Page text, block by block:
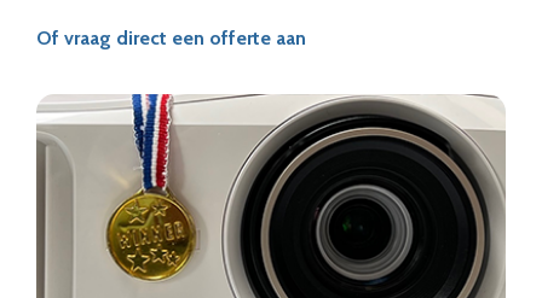
Of vraag direct een offerte aan